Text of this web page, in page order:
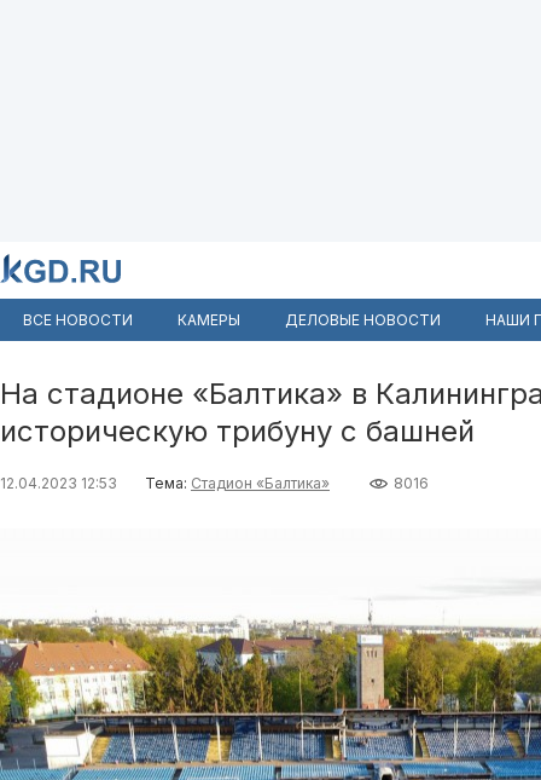
ВСЕ НОВОСТИ КАМЕРЫ ДЕЛОВЫЕ НОВОСТИ НАШИ
На стадионе «Балтика» в
историческую трибуну с башней
12.04.2023 12:53 Тема: Стадион «Балтика» 8016